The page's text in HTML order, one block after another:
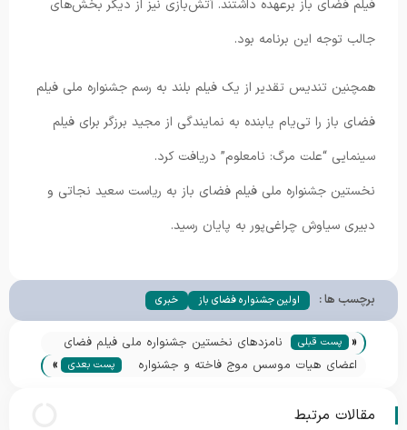
فیلم فضای باز برعهده داشتند. آتش‌بازی نیز از دیگر بخش‌های
جالب توجه این برنامه بود.
همچنین تندیس تقدیر از یک فیلم بلند به رسم جشنواره ملی فیلم
فضای باز را تی‌یام یابنده به نمایندگی از مجید برزگر برای فیلم
سینمایی “علت مرگ: نامعلوم” دریافت کرد.
نخستین جشنواره ملی فیلم فضای باز به ریاست سعید نجاتی و
دبیری سیاوش چراغی‌پور به پایان رسید.
برچسب ها : اولین جشنواره فضای باز خبری
« پست قبلی
نامزدهای نخستین جشنواره ملی فیلم فضای
باز معرفی شدند
اعضای هیات موسس موج فاخته و جشنواره
پست بعدی »
مقالات مرتبط